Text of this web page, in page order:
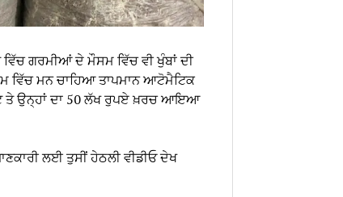
ਗਰਮੀਆਂ ਦੇ ਮੌਸਮ ਵਿੱਚ ਵੀ ਖੁੰਬਾਂ ਦੀ
ਵਿੱਚ ਮਨ ਚਾਹਿਆ ਤਾਪਮਾਨ ਆਟੋਮੈਟਿਕ
ਤੇ ਉਨ੍ਹਾਂ ਦਾ 50 ਲੱਖ ਰੁਪਏ ਖ਼ਰਚ ਆਇਆ
ਲਈ ਤੁਸੀਂ ਹੇਠਲੀ ਵੀਡੀਓ ਦੇਖ